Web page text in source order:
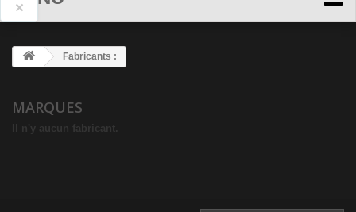
×
Fabricants :
MARQUES
Il n'y aucun fabricant.